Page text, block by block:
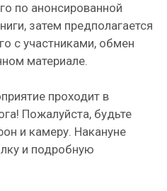
по анонсированной
затем предполагается
с участниками, обмен
материале.
проходит в
Пожалуйста, будьте
и камеру. Накануне
и подробную